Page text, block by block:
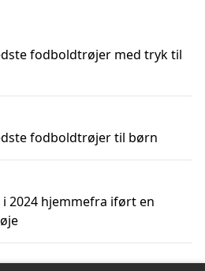
fodboldtrøjer med tryk til
fodboldtrøjer til børn
2024 hjemmefra iført en